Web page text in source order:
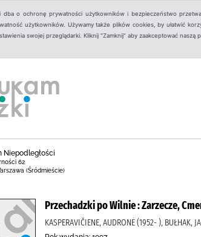
dba o ochronę prywatności użytkowników i bezpieczeństwo
użytkowników. Używamy także plików cookies, by ułatwić
swojej przeglądarki. Kliknij "Zamknij" aby zaakceptować naszą
Niepodległości
62
(Śródmieście)
Przechadzki po Wilnie : Zarzecze,
KASPERAVIČIENE, AUDRONĖ (1952- ), BUŁHAK,